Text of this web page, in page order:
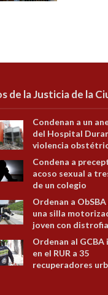
de la Justicia de la
Condenan a un
del Hospital
violencia
Condena a
acoso sexual a
de un colegio
Ordenan a
una silla
joven con
Ordenan al
en el RUR a 35
recuperadores